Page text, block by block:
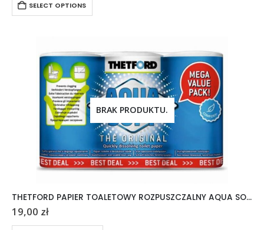
SELECT OPTIONS
BRAK PRODUKTU.
THETFORD PAPIER TOALETOWY ROZPUSZCZALNY AQUA SOFT 6 ROLEK
19,00 zł